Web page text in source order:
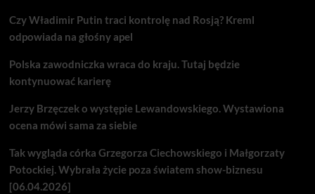
Czy Władimir Putin traci kontrolę nad Rosją? Kreml
odpowiada na głośny apel
Polska zawodniczka wraca do kraju. Tutaj będzie
kontynuować karierę
Jerzy Brzęczek o występie Lewandowskiego. Wystawiona
ocena mówi sama za siebie
Tak wygląda córka Grzegorza Ciechowskiego i Małgorzaty
Potockiej. Wybrała życie poza światem show-biznesu
[06.04.2026]